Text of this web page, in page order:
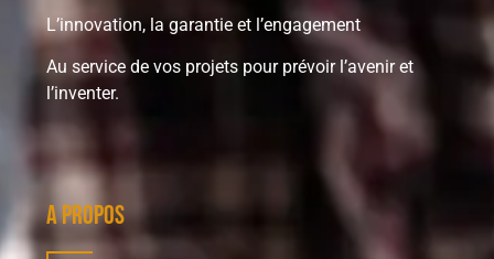
L’innovation, la garantie et l’engagement
Au service de vos projets pour prévoir l’avenir et
l’inventer.
A propos